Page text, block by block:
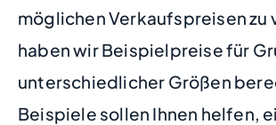
möglichen Verkaufspreisen zu
haben wir Beispielpreise für
unterschiedlicher Größen
Beispiele sollen Ihnen helfen,